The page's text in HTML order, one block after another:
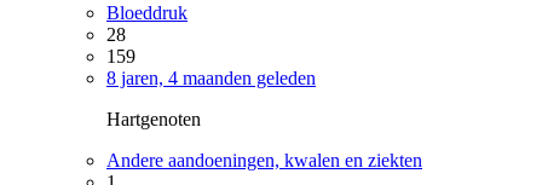
Bloeddruk
28
159
8 jaren, 4 maanden geleden
Hartgenoten
Andere aandoeningen, kwalen en ziekten